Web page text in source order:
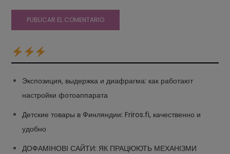
Экспозиция, выдержка и диафрагма: как работают
настройки фотоаппарата
Детские товары в Финляндии: Friros.fi, качественно и
удобно
ДОФАМІНОВІ САЙТИ: ЯК ПРАЦЮЮТЬ МЕХАНІЗМИ